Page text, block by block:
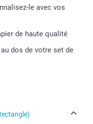
le avec vos
de haute qualité
dos de votre set de